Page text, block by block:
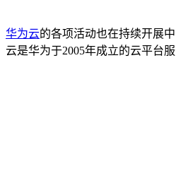
华为云的各项活动也在持续开展
云是华为于2005年成立的云平台